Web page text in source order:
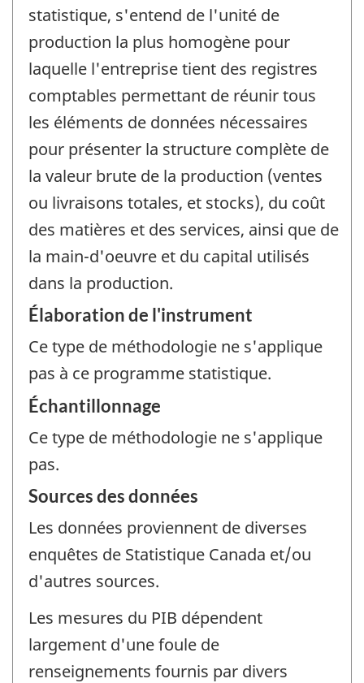
statistique, s'entend de l'unité de
production la plus homogène pour
laquelle l'entreprise tient des registres
comptables permettant de réunir tous
les éléments de données nécessaires
pour présenter la structure complète de
la valeur brute de la production (ventes
ou livraisons totales, et stocks), du coût
des matières et des services, ainsi que de
la main-d'oeuvre et du capital utilisés
dans la production.
Élaboration de l'instrument
Ce type de méthodologie ne s'applique
pas à ce programme statistique.
Échantillonnage
Ce type de méthodologie ne s'applique
pas.
Sources des données
Les données proviennent de diverses
enquêtes de Statistique Canada et/ou
d'autres sources.
Les mesures du PIB dépendent
largement d'une foule de
renseignements fournis par divers